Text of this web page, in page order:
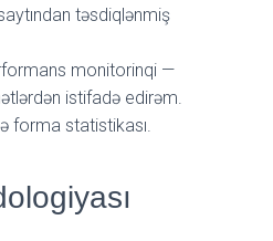
təsdiqlənmiş
monitorinqi —
istifadə edirəm.
forma statistikası.